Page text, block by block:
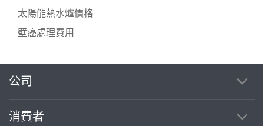
太陽能熱水爐價格
壁癌處理費用
公司
消費者